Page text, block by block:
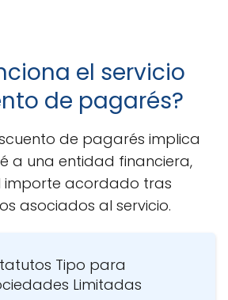
el servicio
de pagarés?
de pagarés implica
a una entidad financiera,
importe acordado tras
asociados al servicio.
Tipo para
Limitadas